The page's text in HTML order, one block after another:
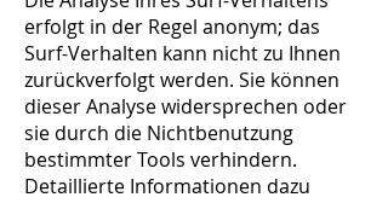
erfolgt in der Regel anonym; das
Surf-Verhalten kann nicht zu Ihnen
zurückverfolgt werden. Sie können
dieser Analyse widersprechen oder
sie durch die Nichtbenutzung
bestimmter Tools verhindern.
Detaillierte Informationen dazu